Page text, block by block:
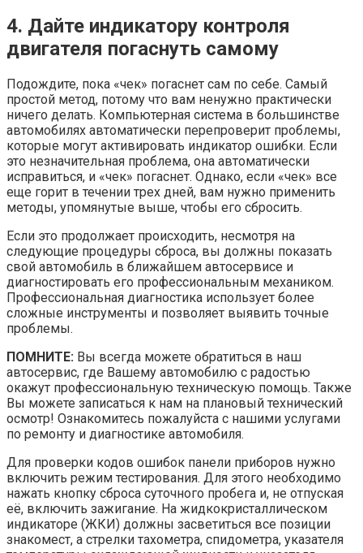
4. Дайте индикатору контроля
двигателя погаснуть самому
Подождите, пока «чек» погаснет сам по себе. Самый
простой метод, потому что вам ненужно практически
ничего делать. Компьютерная система в большинстве
автомобилях автоматически перепроверит проблемы,
которые могут активировать индикатор ошибки. Если
это незначительная проблема, она автоматически
исправиться, и «чек» погаснет. Однако, если «чек» все
еще горит в течении трех дней, вам нужно применить
методы, упомянутые выше, чтобы его сбросить.
Если это продолжает происходить, несмотря на
следующие процедуры сброса, вы должны показать
свой автомобиль в ближайшем автосервисе и
диагностировать его профессиональным механиком.
Профессиональная диагностика использует более
сложные инструменты и позволяет выявить точные
проблемы.
ПОМНИТЕ: Вы всегда можете обратиться в наш
автосервис, где Вашему автомобилю с радостью
окажут профессиональную техническую помощь. Также
Вы можете записаться к нам на плановый технический
осмотр! Ознакомитесь пожалуйста с нашими услугами
по ремонту и диагностике автомобиля.
Для проверки кодов ошибок панели приборов нужно
включить режим тестирования. Для этого необходимо
нажать кнопку сброса суточного пробега и, не отпуская
её, включить зажигание. На жидкокристаллическом
индикаторе (ЖКИ) должны засветиться все позиции
знакомест, а стрелки тахометра, спидометра, указателя